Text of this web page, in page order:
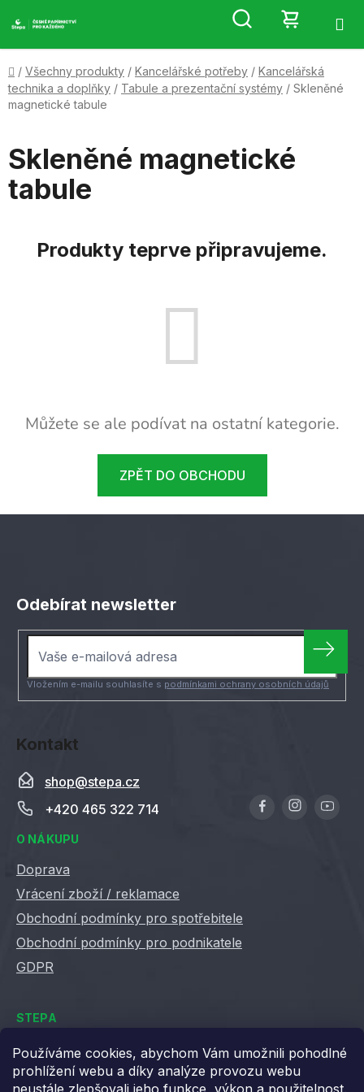
Používáme cookies, abychom Vám umožnili pohodlné
prohlížení webu a díky analýze provozu webu
neustále zlepšovali jeho funkce, výkon a použitelnost.
na
Hledat
KOŠÍK
Domů
/ Všechny produkty / Kancelářské potřeby / Kancelářská
technika a doplňky / Tabule a prezentační systémy / Skleněné
magnetické tabule
Skleněné magnetické
tabule
Produkty teprve připravujeme.
Můžete se ale podívat na ostatní kategorie.
ZPĚT DO OBCHODU
Kontakt
shop@stepa.cz
+420 465 322 714
O NÁKUPU
Doprava
Vrácení zboží / reklamace
Obchodní podmínky pro spotřebitele
Obchodní podmínky pro podnikatele
GDPR
STEPA
Kontakty
Kariéra ve Stepě
Odebírat newsletter
Vložením e-mailu souhlasíte s podmínkami ochrany osobních údajů